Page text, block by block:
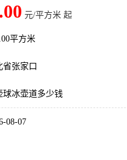
元/平方米 起
平方米
省张家口
球冰壶道多少钱
08-07